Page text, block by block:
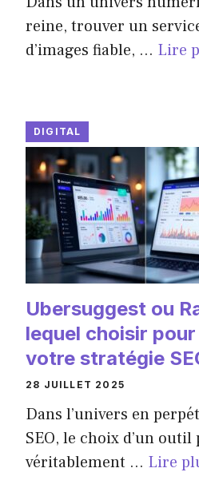
reine, trouver un
d’images fiable, ... Lire
DIGITAL
Ubersuggest ou
lequel choisir
votre stratégie
28 JUILLET 2025
Dans l’univers en
SEO, le choix d’un
véritablement ... Lire